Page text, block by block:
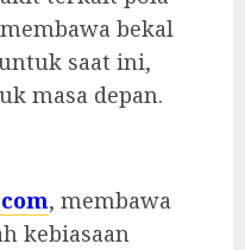
bekal
saat ini,
masa depan.
, membawa
kebiasaan